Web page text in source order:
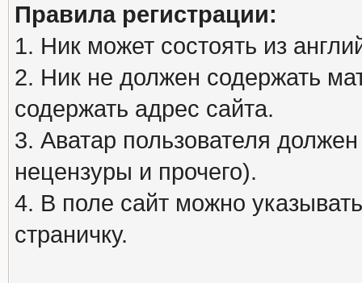
Правила регистрации:
1. Ник может состоять из
2. Ник не должен содержать
содержать адрес сайта.
3. Аватар пользователя
нецензуры и прочего).
4. В поле сайт можно
страничку.